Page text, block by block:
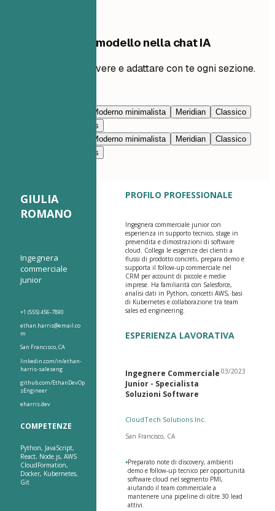
Modifica questo modello nella chat IA
Chiedi all’IA di riscrivere e adattare con te ogni sezione.
Moderno minimalista Meridian
Classico
Nimbus
Moderno minimalista Meridian
Classico
Nimbus
GIULIA
ROMANO
Ingegnera
commerciale
junior
+1 (555) 456-7890
ethan.harris@email.co
m
San Francisco, CA
linkedin.com/in/ethan-
harris-saleseng
github.com/EthanDevOp
sEngineer
eharris.dev
COMPETENZE
Python, JavaScript,
React, Node.js, AWS
CloudFormation,
Docker, Kubernetes,
Git
PROFILO PROFESSIONALE
Ingegnera commerciale junior con
esperienza in supporto tecnico, stage in
prevendita e dimostrazioni di software
cloud. Collega le esigenze dei clienti a
flussi di prodotto concreti, prepara demo e
supporta il follow-up commerciale nel
CRM per account di piccole e medie
imprese. Ha familiarità con Salesforce,
analisi dati in Python, concetti AWS, basi
di Kubernetes e collaborazione tra team
sales ed engineering.
ESPERIENZA LAVORATIVA
Ingegnere Commerciale
Junior - Specialista
Soluzioni Software
03/2023
CloudTech Solutions Inc.
San Francisco, CA
•Preparato note di discovery, ambienti
demo e follow-up tecnico per opportunità
software cloud nel segmento PMI,
aiutando il team commerciale a
mantenere una pipeline di oltre 30 lead
attivi.